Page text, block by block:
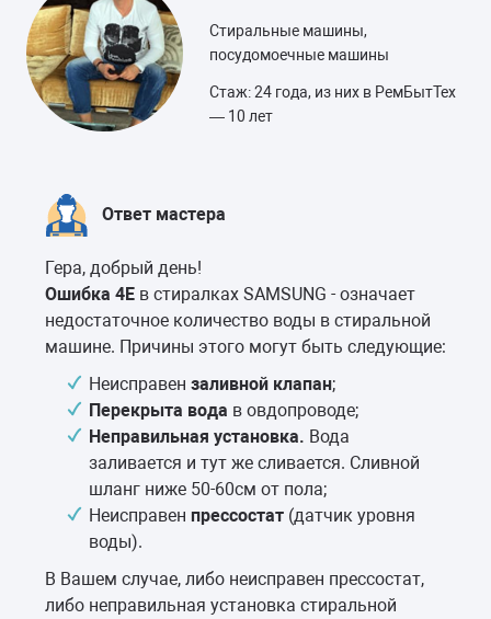
Стиральные машины,
посудомоечные машины
Стаж: 24 года, из них в РемБытТех
— 10 лет
Ответ мастера
Гера, добрый день!
Ошибка 4E в стиралках SAMSUNG - означает
недостаточное количество воды в стиральной
машине. Причины этого могут быть следующие:
Неисправен заливной клапан;
Перекрыта вода в овдопроводе;
Неправильная установка. Вода
заливается и тут же сливается. Сливной
шланг ниже 50-60см от пола;
Неисправен прессостат (датчик уровня
воды).
В Вашем случае, либо неисправен прессостат,
либо неправильная установка стиральной